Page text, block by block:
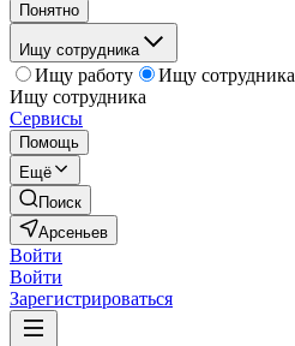
Понятно
Ищу сотрудника
Ищу работу
Ищу сотрудника
Ищу сотрудника
Сервисы
Помощь
Ещё
Поиск
Арсеньев
Войти
Войти
Зарегистрироваться